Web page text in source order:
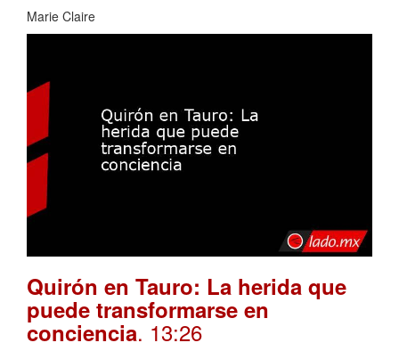
Marie Claire
Quirón en Tauro: La herida que
puede transformarse en
conciencia. 13:26